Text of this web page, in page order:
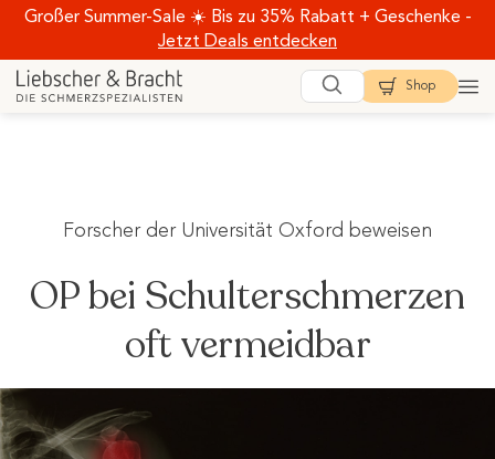
Zum
springen
Großer Summer-Sale ☀️ Bis zu 35% Rabatt + Geschenke -
Jetzt Deals entdecken
Shop
Forscher der Universität Oxford beweisen
OP bei Schulterschmerzen
oft vermeidbar